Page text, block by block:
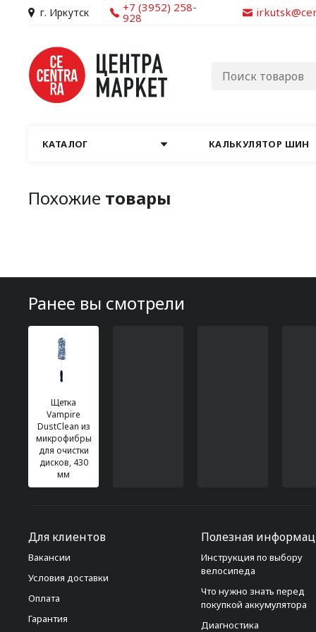
г. Иркутск +7 (3952) 258-
928
КАТАЛОГ КАЛЬКУЛЯТОР ШИН
Похожие товары
Ранее вы смотрели
Щетка
Vampire
DustClean из
микрофибры
для очистки
дисков, 430
мм
Для клиентов
Вакансии
Условия доставки
Оплата
Гарантия
Полезная
Инструкция по выбору
велосипеда
Что нужно знать перед
покупкой аккумулятора
Диагностика